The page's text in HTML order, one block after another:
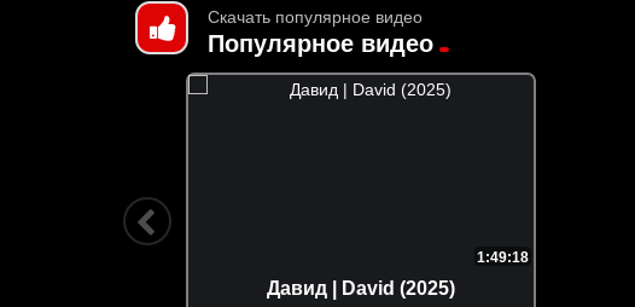
Скачать популярное видео
Популярное видео
1:49:18
Давид | David (2025)